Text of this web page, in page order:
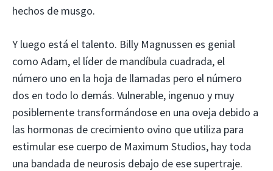
hechos de musgo.
Y luego está el talento. Billy Magnussen es genial
como Adam, el líder de mandíbula cuadrada, el
número uno en la hoja de llamadas pero el número
dos en todo lo demás. Vulnerable, ingenuo y muy
posiblemente transformándose en una oveja debido a
las hormonas de crecimiento ovino que utiliza para
estimular ese cuerpo de Maximum Studios, hay toda
una bandada de neurosis debajo de ese supertraje.